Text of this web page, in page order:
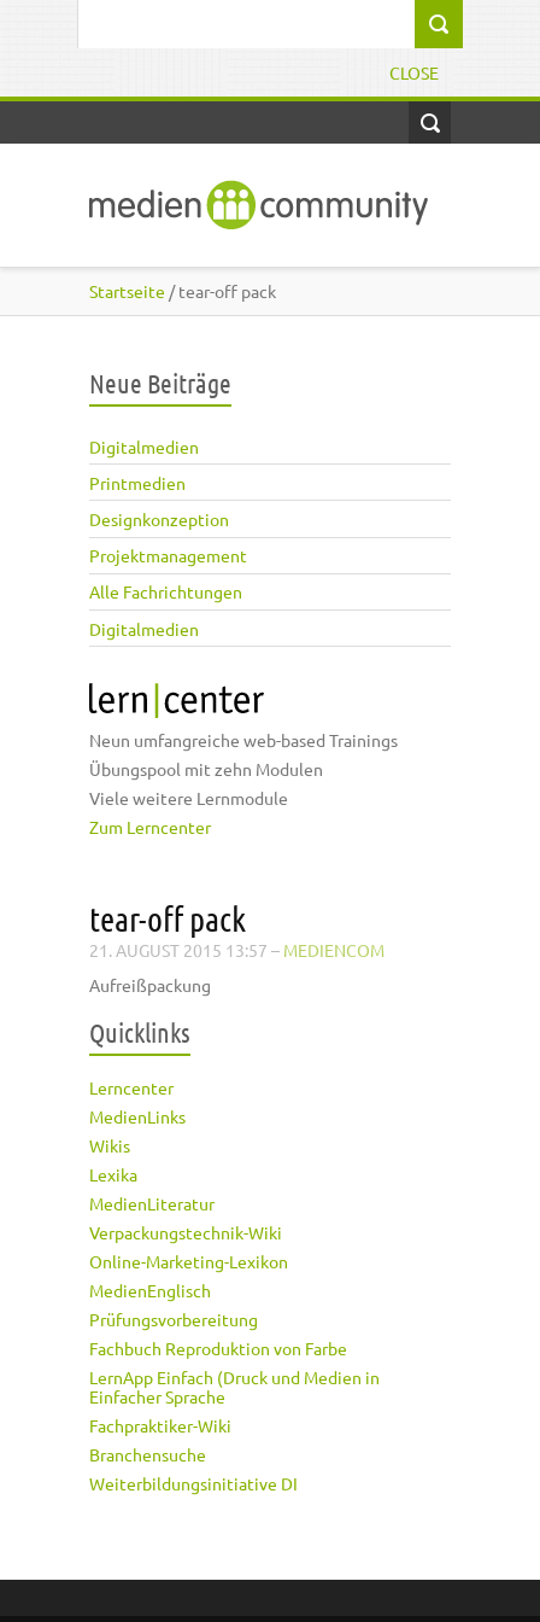
CLOSE
Startseite / tear-off pack
Neue Beiträge
Digitalmedien
Printmedien
Designkonzeption
Projektmanagement
Alle Fachrichtungen
Digitalmedien
Neun umfangreiche web-based Trainings
Übungspool mit zehn Modulen
Viele weitere Lernmodule
Zum Lerncenter
tear-off pack
21. AUGUST 2015 13:57 – MEDIENCOM
Aufreißpackung
Quicklinks
Lerncenter
MedienLinks
Wikis
Lexika
MedienLiteratur
Verpackungstechnik-Wiki
Online-Marketing-Lexikon
MedienEnglisch
Prüfungsvorbereitung
Fachbuch Reproduktion von Farbe
LernApp Einfach (Druck und Medien in
Einfacher Sprache
Fachpraktiker-Wiki
Branchensuche
Weiterbildungsinitiative DI